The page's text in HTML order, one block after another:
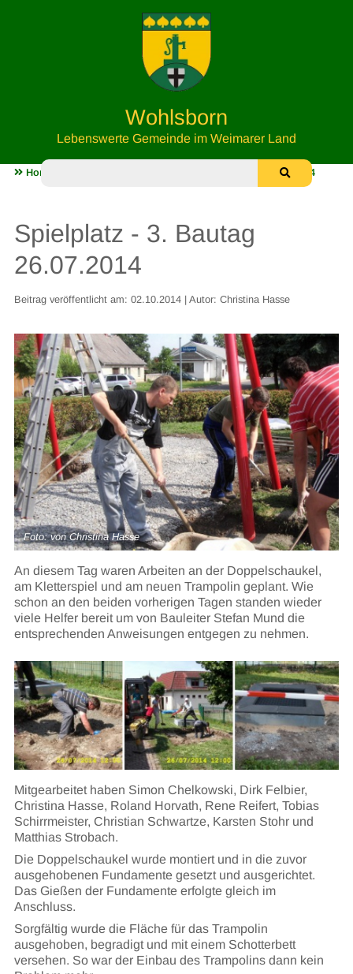
Wohlsborn
Lebenswerte Gemeinde im Weimarer Land
Home Spielplatz - 3. Bautag 26.07.2014
Spielplatz - 3. Bautag
26.07.2014
Beitrag veröffentlicht am: 02.10.2014 | Autor: Christina Hasse
Foto: von Christina Hasse
An diesem Tag waren Arbeiten an der Doppelschaukel,
am Kletterspiel und am neuen Trampolin geplant. Wie
schon an den beiden vorherigen Tagen standen wieder
viele Helfer bereit um von Bauleiter Stefan Mund die
entsprechenden Anweisungen entgegen zu nehmen.
Mitgearbeitet haben Simon Chelkowski, Dirk Felbier,
Christina Hasse, Roland Horvath, Rene Reifert, Tobias
Schirrmeister, Christian Schwartze, Karsten Stohr und
Matthias Strobach.
Die Doppelschaukel wurde montiert und in die zuvor
ausgehobenen Fundamente gesetzt und ausgerichtet.
Das Gießen der Fundamente erfolgte gleich im
Anschluss.
Sorgfältig wurde die Fläche für das Trampolin
ausgehoben, begradigt und mit einem Schotterbett
versehen. So war der Einbau des Trampolins dann kein